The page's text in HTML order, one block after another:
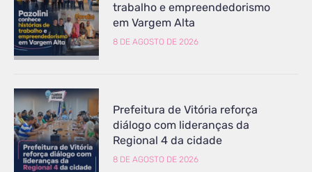
trabalho e empreendedorismo
em Vargem Alta
8 DE AGOSTO DE 2026
Prefeitura de Vitória reforça
diálogo com lideranças da
Regional 4 da cidade
8 DE AGOSTO DE 2026